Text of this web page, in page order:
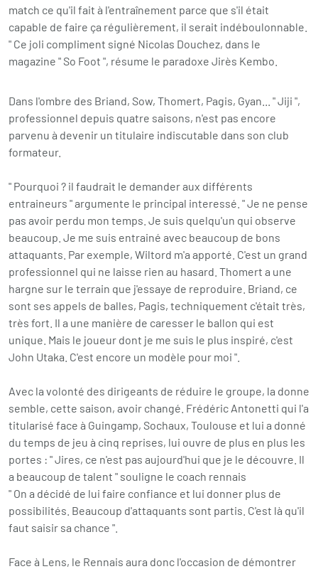
match ce qu'il fait à l'entraînement parce que s'il était
capable de faire ça régulièrement, il serait indéboulonnable.
" Ce joli compliment signé Nicolas Douchez, dans le
magazine " So Foot ", résume le paradoxe Jirès Kembo.
Dans l'ombre des Briand, Sow, Thomert, Pagis, Gyan... " Jiji ",
professionnel depuis quatre saisons, n'est pas encore
parvenu à devenir un titulaire indiscutable dans son club
formateur.
" Pourquoi ? il faudrait le demander aux différents
entraineurs " argumente le principal interessé. " Je ne pense
pas avoir perdu mon temps. Je suis quelqu'un qui observe
beaucoup. Je me suis entrainé avec beaucoup de bons
attaquants. Par exemple, Wiltord m'a apporté. C'est un grand
professionnel qui ne laisse rien au hasard. Thomert a une
hargne sur le terrain que j'essaye de reproduire. Briand, ce
sont ses appels de balles, Pagis, techniquement c'était très,
très fort. Il a une manière de caresser le ballon qui est
unique. Mais le joueur dont je me suis le plus inspiré, c'est
John Utaka. C'est encore un modèle pour moi ".
Avec la volonté des dirigeants de réduire le groupe, la donne
semble, cette saison, avoir changé. Frédéric Antonetti qui l'a
titularisé face à Guingamp, Sochaux, Toulouse et lui a donné
du temps de jeu à cinq reprises, lui ouvre de plus en plus les
portes : " Jires, ce n'est pas aujourd'hui que je le découvre. Il
a beaucoup de talent " souligne le coach rennais
" On a décidé de lui faire confiance et lui donner plus de
possibilités. Beaucoup d'attaquants sont partis. C'est là qu'il
faut saisir sa chance ".
Face à Lens, le Rennais aura donc l'occasion de démontrer